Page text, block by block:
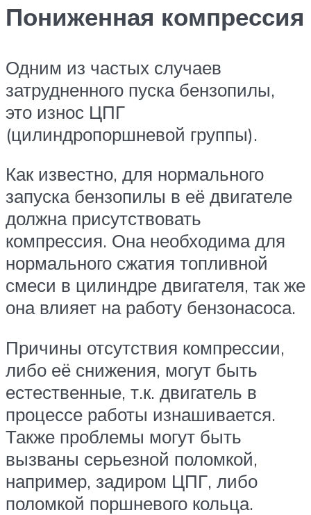
Пониженная компрессия
Одним из частых случаев
затрудненного пуска бензопилы,
это износ ЦПГ
(цилиндропоршневой группы).
Как известно, для нормального
запуска бензопилы в её двигателе
должна присутствовать
компрессия. Она необходима для
нормального сжатия топливной
смеси в цилиндре двигателя, так же
она влияет на работу бензонасоса.
Причины отсутствия компрессии,
либо её снижения, могут быть
естественные, т.к. двигатель в
процессе работы изнашивается.
Также проблемы могут быть
вызваны серьезной поломкой,
например, задиром ЦПГ, либо
поломкой поршневого кольца.